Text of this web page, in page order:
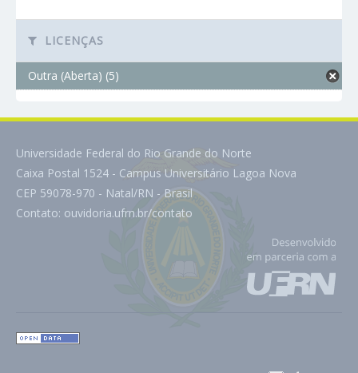
LICENÇAS
Outra (Aberta) (5)
Universidade Federal do Rio Grande do Norte
Caixa Postal 1524 - Campus Universitário Lagoa Nova
CEP 59078-970 - Natal/RN - Brasil
Contato: ouvidoria.ufrn.br/contato